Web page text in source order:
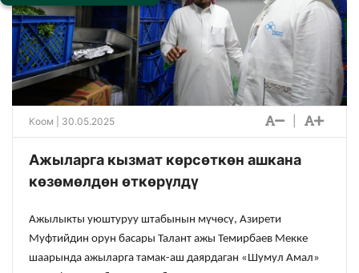
Коом | 30.05.2025
Ажыларга кызмат көрсөткөн ашкана
көзөмөлдөн өткөрүлдү
Ажылыкты уюштуруу штабынын мүчөсү, Азирети
Муфтийдин орун басары Талант ажы Темирбаев Мекке
шаарында ажыларга тамак-аш даярдаган «Шумул Амал»